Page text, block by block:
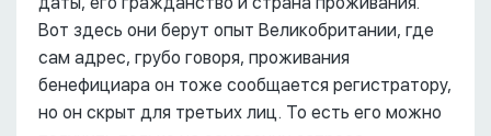
Вот здесь они берут опыт Великобритании, где
сам адрес, грубо говоря, проживания
бенефициара он тоже сообщается регистратору,
но он скрыт для третьих лиц. То есть его можно